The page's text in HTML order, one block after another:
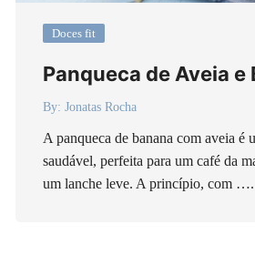
Doces fit
Panqueca de Aveia e
By: Jonatas Rocha
A panqueca de banana com aveia é
saudável, perfeita para um café da
um lanche leve. A princípio, com ….